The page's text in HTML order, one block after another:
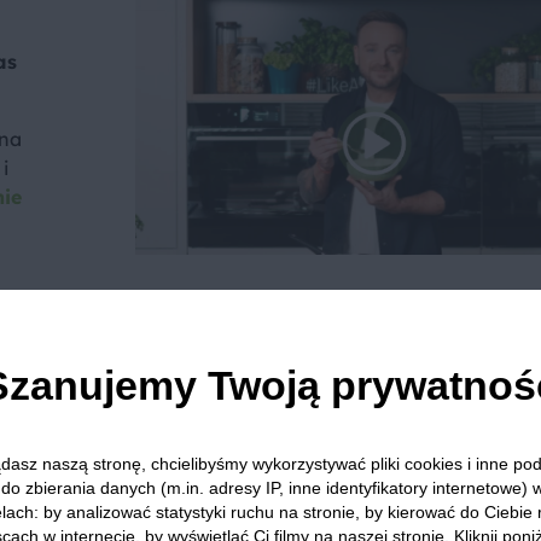
Pochwal się efektem.
się opinią i zainspiruj innych!
Rukola Ogórek Suszone pomidory Winogrona
Twoją
naszą stronę, chcielibyśmy wykorzystywać pliki cookies i inne
zbierania danych (m.in. adresy IP, inne identyfikatory internetowe)
by analizować statystyki ruchu na stronie, by kierować do Ciebie
w internecie, by wyświetlać Ci filmy na naszej stronie. Kliknij